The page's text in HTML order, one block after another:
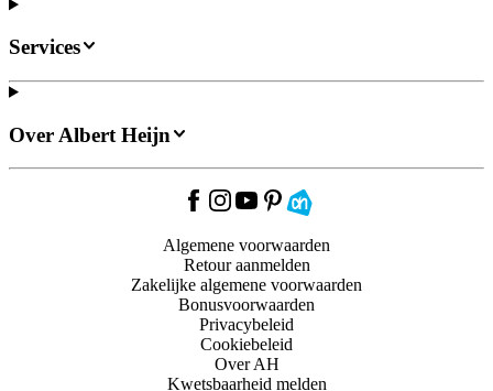
Services
Over Albert Heijn
Algemene voorwaarden
Retour aanmelden
Zakelijke algemene voorwaarden
Bonusvoorwaarden
Privacybeleid
Cookiebeleid
Over AH
Kwetsbaarheid melden